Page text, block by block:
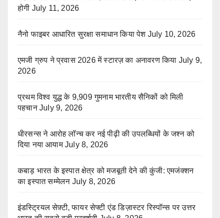
होगी July 11, 2026
नैनो फाइबर आधारित सुरक्षा समाधान किया पेश July 10, 2026
एमजी ग्रुप ने प्रवास 2026 में स्टारज़ का अनावरण किया July 9,
2026
प्रथम विश्व युद्ध के 9,909 गुमनाम भारतीय सैनिकों को मिली
पहचान July 9, 2026
धीरसन्स ने आरोह लॉन्च कर नई पीढ़ी की उपलब्धियों के जश्न को
दिया नया आयाम July 8, 2026
कबाड़ भारत के इस्पात क्षेत्र को मजबूती देने की कुंजी: एमजंक्शन
का इस्पात सम्मेलन July 8, 2026
इंडस्ट्रियल सेफ़्टी, फायर सेफ्टी एंड डिज़ास्टर रिस्पॉन्स पर उत्तर